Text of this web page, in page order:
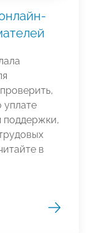
уплате
поддержки,
в